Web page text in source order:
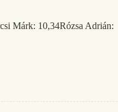
Márk: 10,34Rózsa Adrián: